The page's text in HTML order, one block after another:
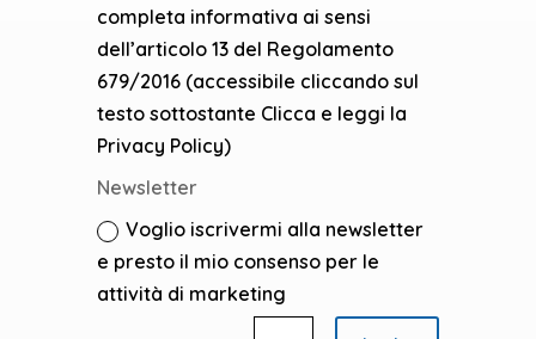
completa informativa ai sensi
dell’articolo 13 del Regolamento
679/2016 (accessibile cliccando sul
testo sottostante Clicca e leggi la
Privacy Policy)
Newsletter
Voglio iscrivermi alla newsletter
e presto il mio consenso per le
attività di marketing